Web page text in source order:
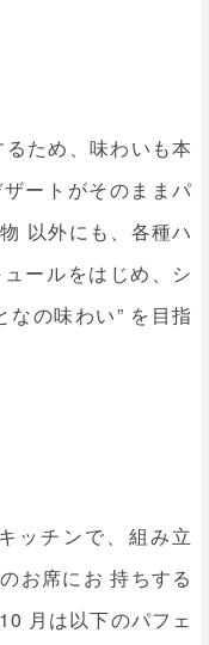
ため、味わいも本
ートがそのままパ
以外にも、各種ハ
ールをはじめ、シ
なの味わい” を目指
ッチンで、組み立
お席にお 持ちする
月は以下のパフェ